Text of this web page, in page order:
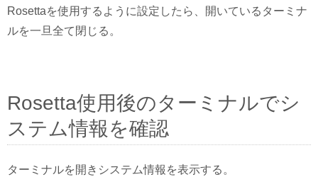
Rosettaを使用するように設定したら、開いているターミナ
ルを一旦全て閉じる。
Rosetta使用後のターミナルでシ
ステム情報を確認
ターミナルを開きシステム情報を表示する。